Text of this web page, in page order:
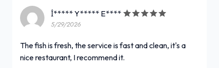
İ***** Y***** E****
5/29/2026
The fish is fresh, the service is fast and clean, it's a
nice restaurant, I recommend it.